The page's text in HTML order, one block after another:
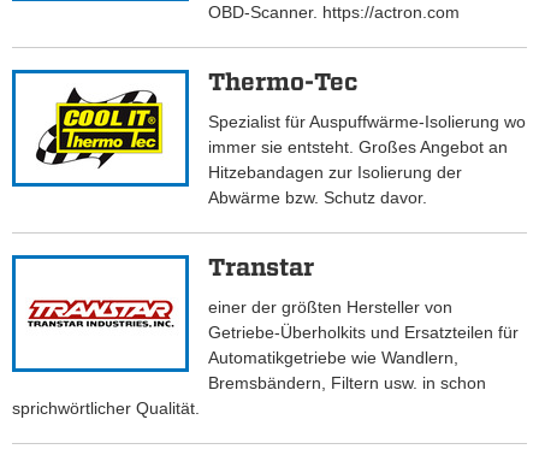
OBD-Scanner. https://actron.com
Thermo-Tec
Spezialist für Auspuffwärme-Isolierung wo
immer sie entsteht. Großes Angebot an
Hitzebandagen zur Isolierung der
Abwärme bzw. Schutz davor.
Transtar
einer der größten Hersteller von
Getriebe-Überholkits und Ersatzteilen für
Automatikgetriebe wie Wandlern,
Bremsbändern, Filtern usw. in schon
sprichwörtlicher Qualität.